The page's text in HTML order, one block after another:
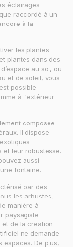
éclairages
raccordé à un
à la
les plantes
plantes dans des
au sol, ou
et de soleil, vous
possible
à l'extérieur
composée
Il dispose
et leur robustesse.
aussi
fontaine.
par des
les arbustes,
manière à
paysagiste
et de la création
ne demande
espaces. De plus,